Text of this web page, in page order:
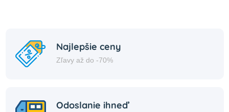
Najlepšie ceny
Zľavy až do -70%
Odoslanie ihneď